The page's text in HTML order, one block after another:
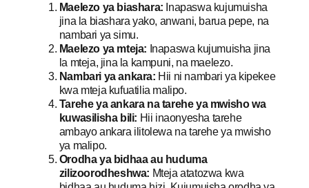
Maelezo ya biashara: Inapaswa kujumuisha
jina la biashara yako, anwani, barua pepe, na
nambari ya simu.
Maelezo ya mteja: Inapaswa kujumuisha jina
la mteja, jina la kampuni, na maelezo.
Nambari ya ankara: Hii ni nambari ya kipekee
kwa mteja kufuatilia malipo.
Tarehe ya ankara na tarehe ya mwisho wa
kuwasilisha bili: Hii inaonyesha tarehe
ambayo ankara ilitolewa na tarehe ya mwisho
ya malipo.
Orodha ya bidhaa au huduma
zilizoorodheshwa: Mteja atatozwa kwa